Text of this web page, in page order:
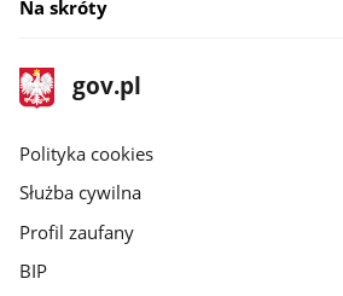
Na skróty
stopka
gov.pl
Strona
gov.pl
gov.pl
Polityka cookies
Służba cywilna
Profil zaufany
BIP